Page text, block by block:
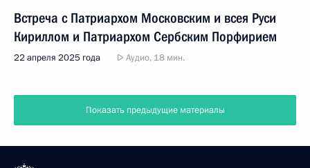
Встреча с Патриархом Московским и всея Руси
Кириллом и Патриархом Сербским Порфирием
22 апреля 2025 года Аудио, 18 мин.
Показать предыдущие материалы